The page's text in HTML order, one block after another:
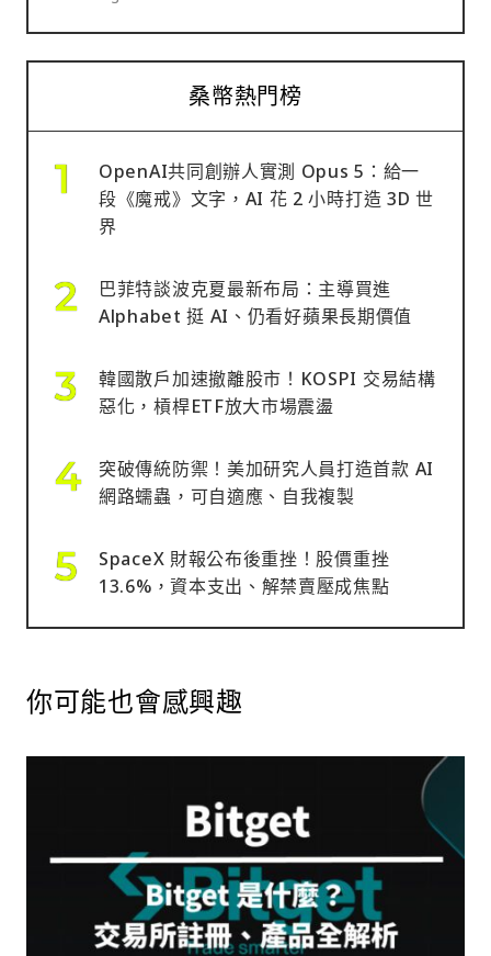
桑幣熱門榜
OpenAI共同創辦人實測 Opus 5：給一
段《魔戒》文字，AI 花 2 小時打造 3D 世
界
巴菲特談波克夏最新布局：主導買進
Alphabet 挺 AI、仍看好蘋果長期價值
韓國散戶加速撤離股市！KOSPI 交易結構
惡化，槓桿ETF放大市場震盪
突破傳統防禦！美加研究人員打造首款 AI
網路蠕蟲，可自適應、自我複製
SpaceX 財報公布後重挫！股價重挫
13.6%，資本支出、解禁賣壓成焦點
你可能也會感興趣